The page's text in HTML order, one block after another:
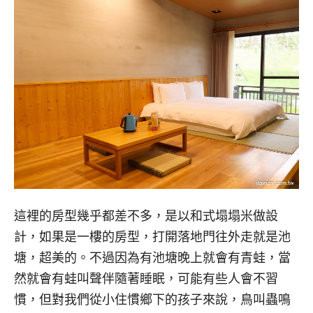
這裡的房型幾乎都差不多，是以和式塌塌米做設
計，如果是一樓的房型，打開落地門往外走就是池
塘，超美的。不過因為有池塘晚上就會有青蛙，當
然就會有蛙叫聲伴隨著睡眠，可能有些人會不習
慣，但對我們從小住慣鄉下的孩子來說，鳥叫蟲鳴